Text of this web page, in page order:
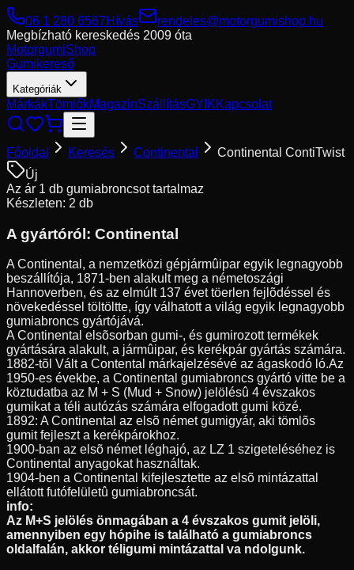
06 1 280 6567Hívás
rendeles@motorgumishop.hu
Megbízható kereskedés 2009 óta
MotorgumiShop
Gumikereső
Kategóriák
MárkákTömlőkMagazinSzállításGYIKKapcsolat
Főoldal Keresés Continental
Continental ContiTwist
Új
Az ár 1 db gumiabroncsot tartalmaz
Készleten: 2 db
A gyártóról: Continental
A Continental, a nemzetközi gépjármûipar egyik legnagyobb
beszállítója, 1871-ben alakult meg a németoszági
Hannoverben, és az elmúlt 137 évet töerlen fejlõdéssel és
növekedéssel töltöltte, így válhatott a világ egyik legnagyobb
gumiabroncs gyártójává.
A Continental elsõsorban gumi-, és gumirozott termékek
gyártására alakult, a jármûipar, és kerékpár gyártás számára.
1882-tõl Vált a Contental márkajelzésévé az ágaskodó ló.Az
1950-es évekbe, a Continental gumiabroncs gyártó vitte be a
köztudatba az M + S (Mud + Snow) jelölésû 4 évszakos
gumikat a téli autózás számára elfogadott gumi közé.
1892: A Continental az elsõ német gumigyár, aki tömlõs
gumit fejleszt a kerékpárokhoz.
1900-ban az elsõ német léghajó, az LZ 1 szigeteléséhez is
Continental anyagokat használtak.
1904-ben a Continental kifejlesztette az elsõ mintázattal
ellátott futófelületû gumiabroncsát.
info:
Az M+S jelölés önmagában a 4 évszakos gumit jelöli,
amennyiben egy hópihe is található a gumiabroncs
oldalfalán, akkor téligumi mintázattal va ndolgunk.